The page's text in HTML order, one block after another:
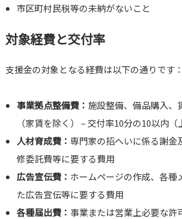
市区町村民税等の未納がないこと
対象経費と交付率
支援金の対象となる経費は以下の通りです：
事業拠点整備費：施設整備、備品購入、
（家賃を除く） – 交付率10分の10以内（
人材育成費： 専門家の招へいに係る謝金
修委託費等に要する費用
広告宣伝費： ホームページの作成、各種
た広告宣伝等に要する費用
各種届出費：事業または営業上必要な許